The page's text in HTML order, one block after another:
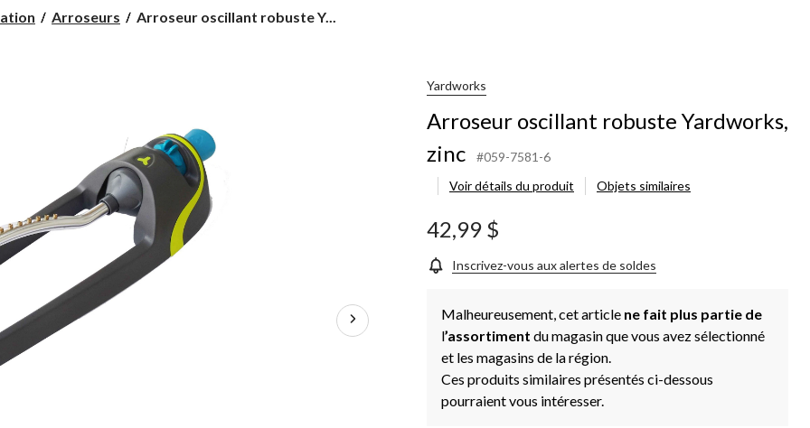
Arroseurs
Arroseur
Arroseur oscillant robuste Y...
Yardworks
Arroseur oscillant robuste Yardworks,
zinc
#059-7581-6
Voir détails du produit
Objets similaires
42,99 $
Inscrivez-vous aux alertes de soldes
Malheureusement, cet article ne fait plus partie de
l’assortiment du magasin que vous avez sélectionné
et les magasins de la région.
Ces produits similaires présentés ci-dessous
pourraient vous intéresser.